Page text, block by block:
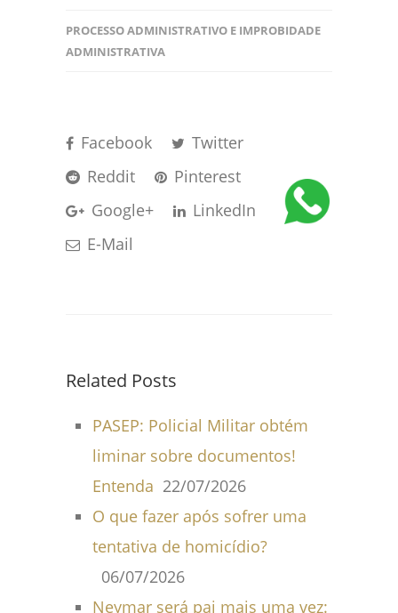
PROCESSO ADMINISTRATIVO E IMPROBIDADE
ADMINISTRATIVA
Facebook
Twitter
Reddit
Pinterest
Google+
LinkedIn
E-Mail
Related Posts
PASEP: Policial Militar obtém
liminar sobre documentos!
Entenda 22/07/2026
O que fazer após sofrer uma
tentativa de homicídio?
06/07/2026
Neymar será pai mais uma vez: